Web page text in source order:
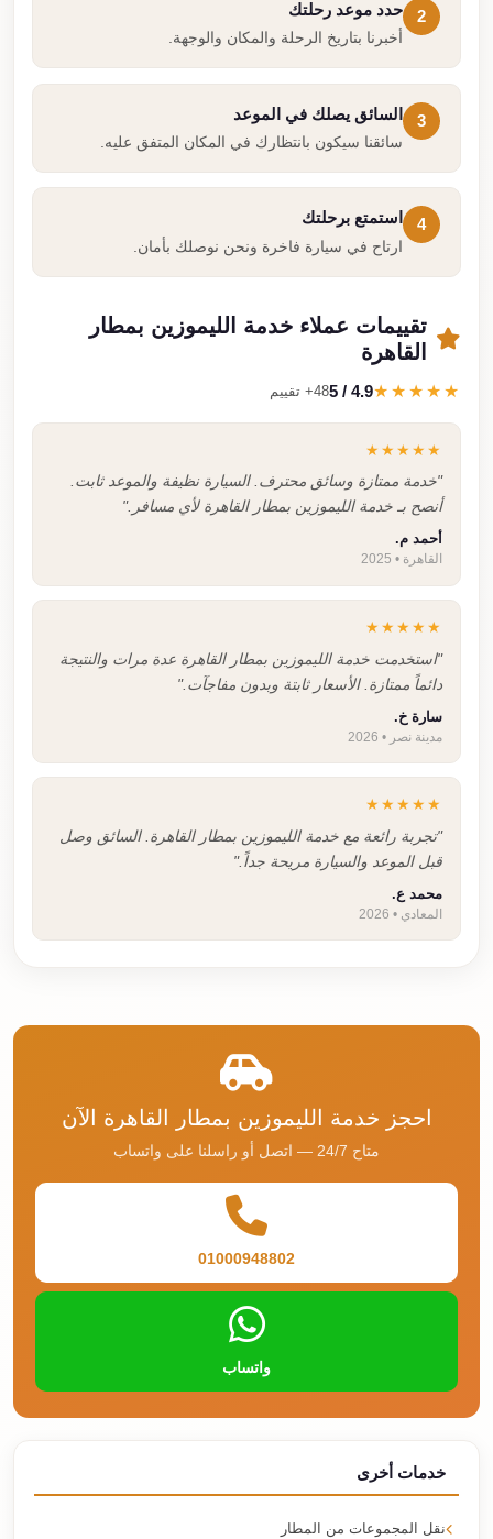
2
حدد موعد رحلتك
أخبرنا بتاريخ الرحلة والمكان والوجهة.
3
السائق يصلك في الموعد
سائقنا سيكون بانتظارك في المكان المتفق عليه.
4
استمتع برحلتك
ارتاح في سيارة فاخرة ونحن نوصلك بأمان.
تقييمات عملاء خدمة الليموزين بمطار
القاهرة
★★★★★
4.9 / 5 48+ تقييم
★★★★★
"خدمة ممتازة وسائق محترف. السيارة نظيفة والموعد ثابت.
أنصح بـ خدمة الليموزين بمطار القاهرة لأي مسافر."
أحمد م.
القاهرة • 2025
★★★★★
"استخدمت خدمة الليموزين بمطار القاهرة عدة مرات والنتيجة
دائماً ممتازة. الأسعار ثابتة وبدون مفاجآت."
سارة خ.
مدينة نصر • 2026
★★★★★
"تجربة رائعة مع خدمة الليموزين بمطار القاهرة. السائق وصل
قبل الموعد والسيارة مريحة جداً."
محمد ع.
المعادي • 2026
احجز خدمة الليموزين بمطار القاهرة الآن
متاح 24/7 — اتصل أو راسلنا على واتساب
01000948802
واتساب
خدمات أخرى
نقل المجموعات من المطار